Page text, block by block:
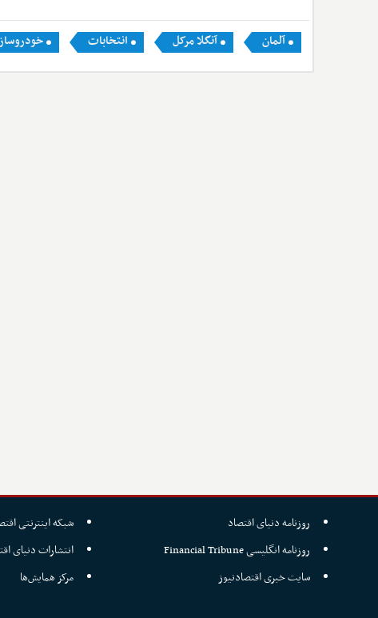
آلمان آنگلا مرکل انتخابات
روزنامه دنیای اقتصاد
روزنامه انگلیسی Financial Tribune
سایت خبری اقتصادنیوز
شبکه اینترنتی
انتشارات دنیای
مرکز همایش‌ها